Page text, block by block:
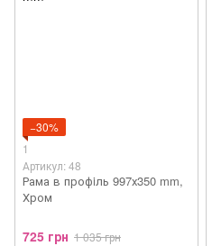
−30%
1
Артикул: 48
Рама в профiль 997х350 mm,
Хром
725 грн 1 035 грн